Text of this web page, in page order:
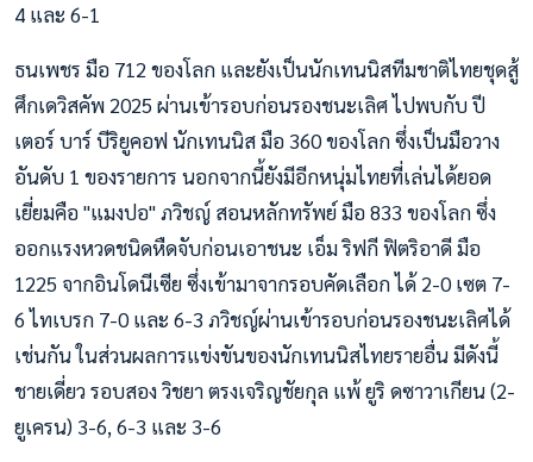
4 และ 6-1
ธนเพชร มือ 712 ของโลก และยังเป็นนักเทนนิสทีมชาติไทยชุดสู้
ศึกเดวิสคัพ 2025 ผ่านเข้ารอบก่อนรองชนะเลิศ ไปพบกับ ปี
เตอร์ บาร์ บีริยูคอฟ นักเทนนิส มือ 360 ของโลก ซึ่งเป็นมือวาง
อันดับ 1 ของรายการ นอกจากนี้ยังมีอีกหนุ่มไทยที่เล่นได้ยอด
เยี่ยมคือ "แมงปอ" ภวิชญ์ สอนหลักทรัพย์ มือ 833 ของโลก ซึ่ง
ออกแรงหวดชนิดหืดจับก่อนเอาชนะ เอ็ม ริฟกี ฟิตริอาดี มือ
1225 จากอินโดนีเซีย ซึ่งเข้ามาจากรอบคัดเลือก ได้ 2-0 เซต 7-
6 ไทเบรก 7-0 และ 6-3 ภวิชญ์ผ่านเข้ารอบก่อนรองชนะเลิศได้
เช่นกัน ในส่วนผลการแข่งขันของนักเทนนิสไทยรายอื่น มีดังนี้
ชายเดี่ยว รอบสอง วิชยา ตรงเจริญชัยกุล แพ้ ยูริ ดซาวาเกียน (2-
ยูเครน) 3-6, 6-3 และ 3-6